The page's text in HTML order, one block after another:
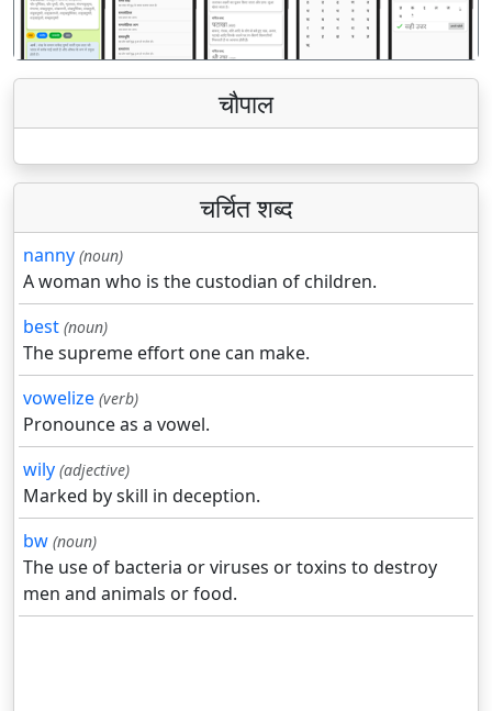
चौपाल
चर्चित शब्द
nanny (noun)
A woman who is the custodian of children.
best (noun)
The supreme effort one can make.
vowelize (verb)
Pronounce as a vowel.
wily (adjective)
Marked by skill in deception.
bw (noun)
The use of bacteria or viruses or toxins to destroy
men and animals or food.